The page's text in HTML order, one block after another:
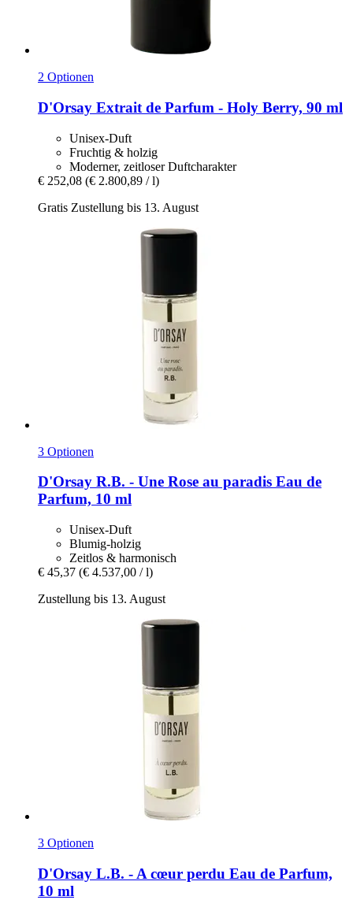
2 Optionen
D'Orsay Extrait de Parfum -​ Holy Berry, 90 ml
Unisex-Duft
Fruchtig & holzig
Moderner, zeitloser Duftcharakter
€ 252,08 (€ 2.800,89 / l)
Gratis Zustellung bis 13. August
3 Optionen
D'Orsay R.B. -​ Une Rose au paradis Eau de
Parfum, 10 ml
Unisex-Duft
Blumig-holzig
Zeitlos & harmonisch
€ 45,37 (€ 4.537,00 / l)
Zustellung bis 13. August
3 Optionen
D'Orsay L.B. -​ A cœur perdu Eau de Parfum,
10 ml